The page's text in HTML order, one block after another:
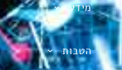
מידע
הטבות